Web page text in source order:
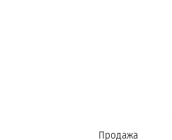
Продажа